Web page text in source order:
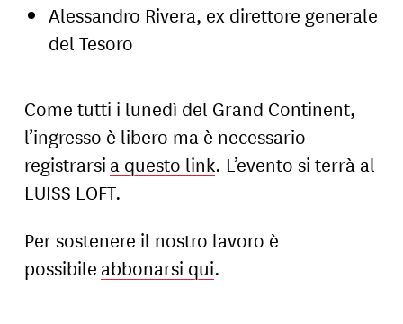
Alessandro Rivera, ex direttore generale
del Tesoro
Come tutti i lunedì del Grand Continent,
l’ingresso è libero ma è necessario
registrarsi a questo link. L’evento si terrà al
LUISS LOFT.
Per sostenere il nostro lavoro è
possibile abbonarsi qui.